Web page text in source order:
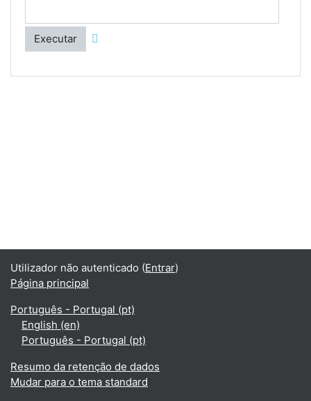
Executar
Utilizador não autenticado (Entrar)
Página principal
Português - Portugal ‎(pt)‎
English ‎(en)‎
Português - Portugal ‎(pt)‎
Resumo da retenção de dados
Mudar para o tema standard